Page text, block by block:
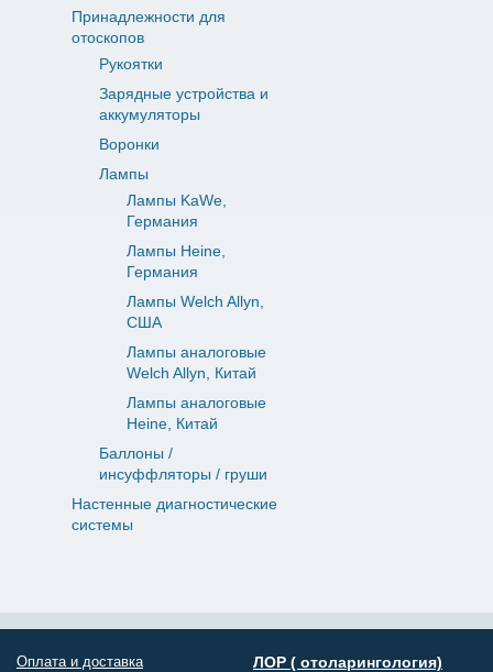
Принадлежности для
отоскопов
Рукоятки
Зарядные устройства и
аккумуляторы
Воронки
Лампы
Лампы KaWe,
Германия
Лампы Heine,
Германия
Лампы Welch Allyn,
США
Лампы аналоговые
Welch Allyn, Китай
Лампы аналоговые
Heine, Китай
Баллоны /
инсуффляторы / груши
Настенные диагностические
системы
Оплата и доставка
ЛОР ( отоларингология)